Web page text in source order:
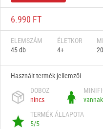
6.990 FT
ELEMSZÁM
45 db
ÉLETKOR
4+
Használt termék jellemzői
DOBOZ
nincs
vannak
TERMÉK ÁLLAPOTA
5/5